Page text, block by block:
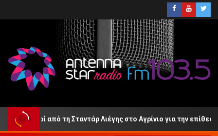
Ανρί από τη Σταντάρ Λιέγης στο Αγρίνιο για την επίθεση;